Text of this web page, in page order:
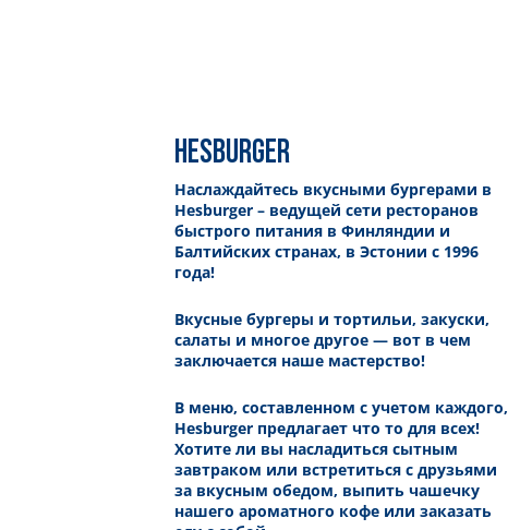
HESBURGER
Наслаждайтесь вкусными бургерами в
Hesburger – ведущей сети ресторанов
быстрого питания в Финляндии и
Балтийских странах, в Эстонии с 1996
года!
Вкусные бургеры и тортильи, закуски,
салаты и многое другое — вот в чем
заключается наше мастерство!
В меню, составленном с учетом каждого,
Hesburger предлагает что то для всех!
Хотите ли вы насладиться сытным
завтраком или встретиться с друзьями
за вкусным обедом, выпить чашечку
нашего ароматного кофе или заказать